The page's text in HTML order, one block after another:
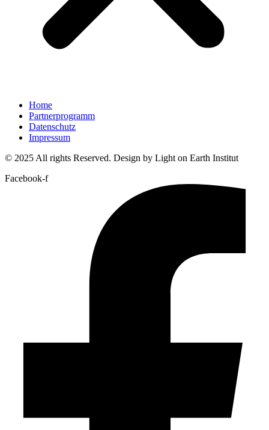
Home
Partnerprogramm
Datenschutz
Impressum
© 2025 All rights Reserved. Design by Light on Earth Institut
Facebook-f